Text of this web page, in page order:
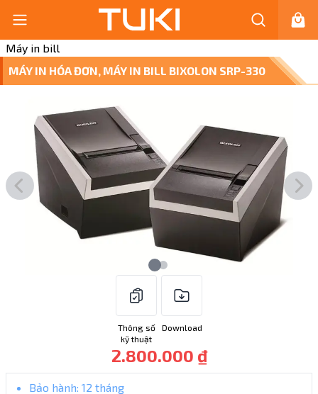
Máy in bill
MÁY IN HÓA ĐƠN, MÁY IN BILL BIXOLON SRP-330
Thông số
kỹ thuật
Download
2.800.000 ₫
Bảo hành: 12 tháng